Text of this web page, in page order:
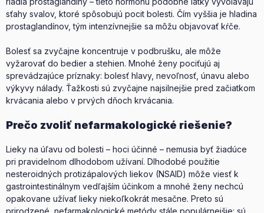
sťahy svalov, ktoré spôsobujú pocit bolesti. Čím vyššia je hladina
prostaglandínov, tým intenzívnejšie sa môžu objavovať kŕče.
Bolesť sa zvyčajne koncentruje v podbrušku, ale môže
vyžarovať do bedier a stehien. Mnohé ženy pociťujú aj
sprevádzajúce príznaky: bolesť hlavy, nevoľnosť, únavu alebo
výkyvy nálady. Ťažkosti sú zvyčajne najsilnejšie pred začiatkom
krvácania alebo v prvých dňoch krvácania.
Prečo zvoliť nefarmakologické riešenie?
Lieky na úľavu od bolesti – hoci účinné – nemusia byť žiadúce
pri pravidelnom dlhodobom užívaní. Dlhodobé použitie
nesteroidných protizápalových liekov (NSAID) môže viesť k
gastrointestinálnym vedľajším účinkom a mnohé ženy nechcú
opakovane užívať lieky niekoľkokrát mesačne. Preto sú
prirodzené, nefarmakologické metódy stále populárnejšie: sú